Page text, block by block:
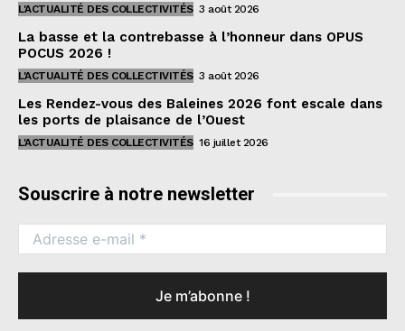
L'ACTUALITÉ DES COLLECTIVITÉS 3 août 2026
La basse et la contrebasse à l’honneur dans OPUS
POCUS 2026 !
L'ACTUALITÉ DES COLLECTIVITÉS 3 août 2026
Les Rendez-vous des Baleines 2026 font escale dans
les ports de plaisance de l’Ouest
L'ACTUALITÉ DES COLLECTIVITÉS 16 juillet 2026
Souscrire à notre newsletter